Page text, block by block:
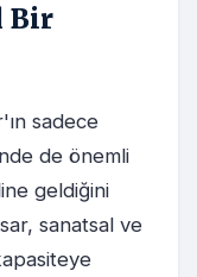
Bir
sadece
de önemli
geldiğini
sanatsal ve